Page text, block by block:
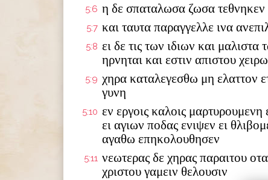
5:6 η δε σπαταλωσα ζωσα τεθνηκεν
5:7 και ταυτα παραγγελλε ινα
5:8 ει δε τις των ιδιων και
ηρνηται και εστιν απιστου
5:9 χηρα καταλεγεσθω μη ελαττον
γυνη
5:10 εν εργοις καλοις
ει αγιων ποδας ενιψεν ει
αγαθω επηκολουθησεν
5:11 νεωτερας δε χηρας παραιτου
χριστου γαμειν θελουσιν